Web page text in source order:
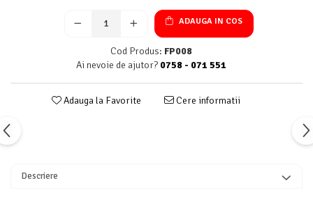
ADAUGA IN COS
Cod Produs: FP008
Ai nevoie de ajutor? 0758 - 071 551
Adauga la Favorite Cere informatii
Descriere